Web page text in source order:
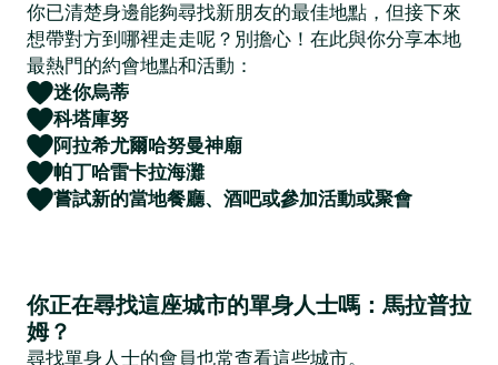
你已清楚身邊能夠尋找新朋友的最佳地點，但接下來
想帶對方到哪裡走走呢？別擔心！在此與你分享本地
最熱門的約會地點和活動：
迷你烏蒂
科塔庫努
阿拉希尤爾哈努曼神廟
帕丁哈雷卡拉海灘
嘗試新的當地餐廳、酒吧或參加活動或聚會
你正在尋找這座城市的單身人士嗎：馬拉普拉
姆？
尋找單身人士的會員也常查看這些城市。